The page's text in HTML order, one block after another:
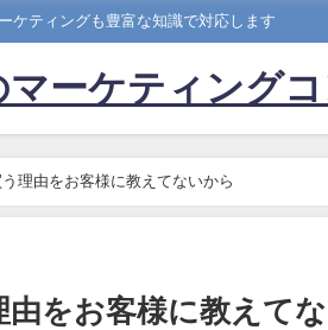
ケティングも豊富な知識で対応します
ーケティング
理由をお客様に教えてないから
をお客様に教えて